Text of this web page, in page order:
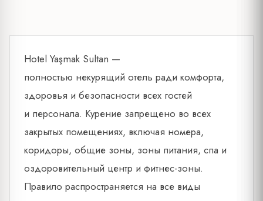
Hotel Yaşmak Sultan —
полностью некурящий отель ради комфорта,
здоровья и безопасности всех гостей
и персонала. Курение запрещено во всех
закрытых помещениях, включая номера,
коридоры, общие зоны, зоны питания, спа и
оздоровительный центр и фитнес-зоны.
Правило распространяется на все виды